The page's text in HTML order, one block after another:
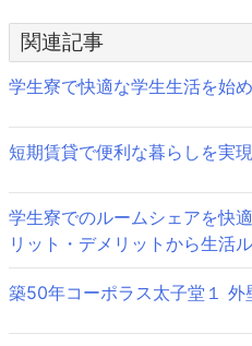
ビ
ゲ
ー
シ
ン
関連記事
学生寮で快適な学生生活を始め
短期賃貸で便利な暮らしを実
学生寮でのルームシェアを快
リット・デメリットから生活
築50年コーポラス太子堂１ 外